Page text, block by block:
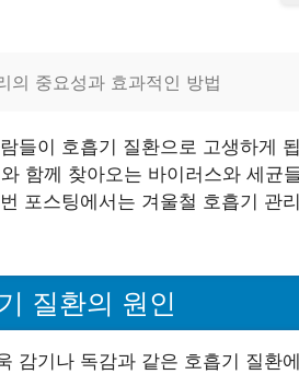
의 중요성과 효과적인 방법
들이 호흡기 질환으로 고생하게
함께 찾아오는 바이러스와 세균
포스팅에서는 겨울철 호흡기 관
질환의 원인
감기나 독감과 같은 호흡기 질환